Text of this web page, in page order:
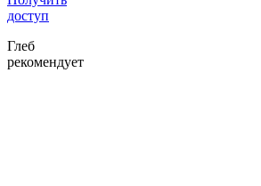
доступ
Глеб
рекомендует